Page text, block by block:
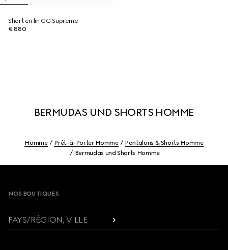
Short en lin GG Supreme
€ 880
BERMUDAS UND SHORTS HOMME
Homme Prêt-à-Porter Homme
Pantalons & Shorts Homme
Bermudas und Shorts Homme
NOS BOUTIQUES
PAYS/RÉGION, VILLE